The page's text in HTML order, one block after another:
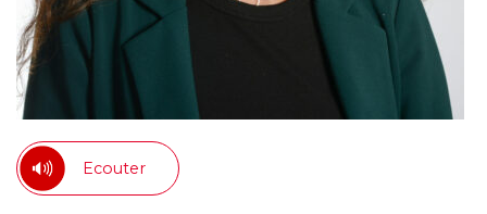
Ecouter